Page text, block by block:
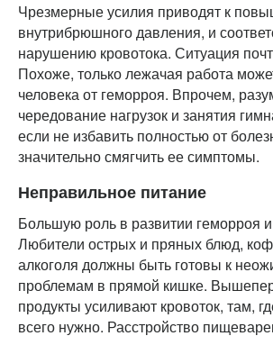
Чрезмерные усилия приводят к
внутрибрюшного давления, и
нарушению кровотока. Ситуация
Похоже, только лежачая работа
человека от геморроя. Впрочем,
чередование нагрузок и занятия
если не избавить полностью от
значительно смягчить ее симптомы.
Неправильное питание
Большую роль в развитии геморроя
Любители острых и пряных блюд,
алкоголя должны быть готовы к
проблемам в прямой кишке.
продукты усиливают кровоток, там,
всего нужно. Расстройство